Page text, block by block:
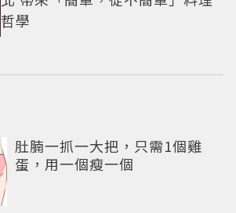
哲學
肚腩一抓一大把，只需1個雞
蛋，用一個瘦一個